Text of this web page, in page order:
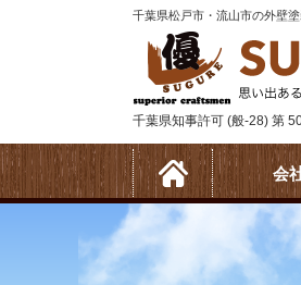
千葉県松戸市・流山市の外壁
千葉県知事許可 (般-28) 第
会